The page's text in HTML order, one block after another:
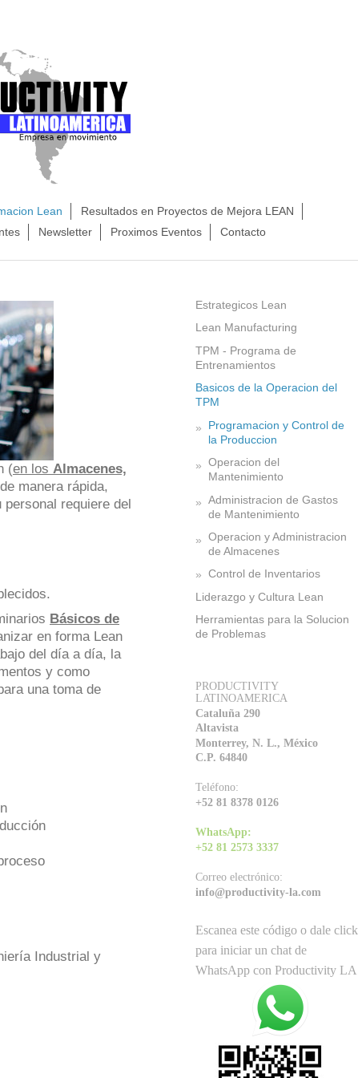
Lean
Resultados en Proyectos de Mejora LEAN
Newsletter Proximos Eventos Contacto
(en los Almacenes,
manera rápida,
requiere del
Básicos de
en forma Lean
del día a día, la
y como
una toma de
Industrial y
Estrategicos Lean
Lean Manufacturing
TPM - Programa de
Entrenamientos
Basicos de la Operacion del
TPM
Programacion y Control de
la Produccion
Operacion del
Mantenimiento
Administracion de Gastos
de Mantenimiento
Operacion y Administracion
de Almacenes
Control de Inventarios
Liderazgo y Cultura Lean
Herramientas para la Solucion
de Problemas
PRODUCTIVITY
LATINOAMERICA
Cataluña 290
Altavista
Monterrey, N. L., México
C.P. 64840
Teléfono:
+52 81 8378 0126
WhatsApp:
+52 81 2573 3337
Correo electrónico:
info@productivity-la.com
Escanea este código o dale click
para iniciar un chat de
WhatsApp con Productivity LA